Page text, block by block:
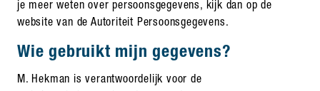
je meer weten over persoonsgegevens, kijk dan op de
website van de Autoriteit Persoonsgegevens.
Wie gebruikt mijn gegevens?
M. Hekman is verantwoordelijk voor de